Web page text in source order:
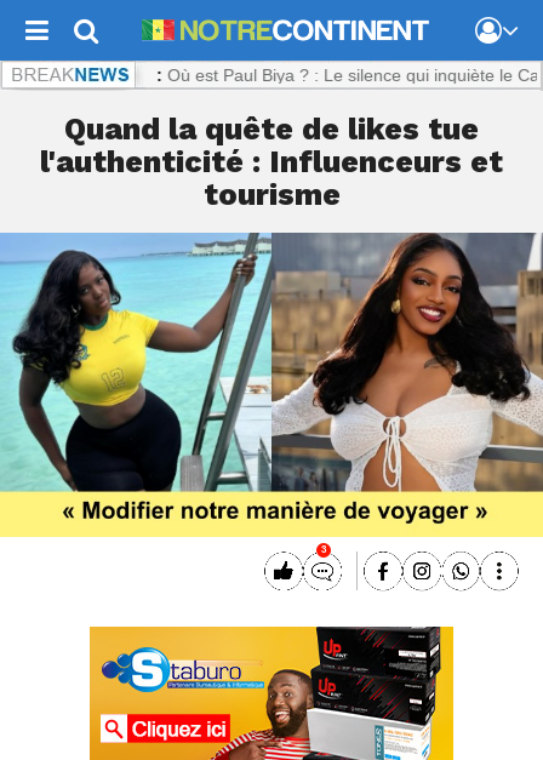
: Où est Paul Biya ? : Le silence qui inquiète le
Quand la quête de likes tue
l'authenticité : Influenceurs et
tourisme
3